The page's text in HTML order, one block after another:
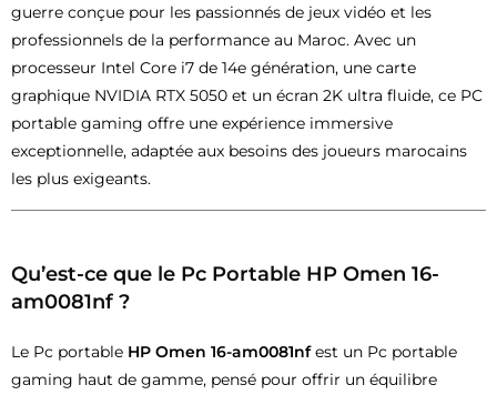
guerre conçue pour les passionnés de jeux vidéo et les
professionnels de la performance au Maroc. Avec un
processeur Intel Core i7 de 14e génération, une carte
graphique NVIDIA RTX 5050 et un écran 2K ultra fluide, ce PC
portable gaming offre une expérience immersive
exceptionnelle, adaptée aux besoins des joueurs marocains
les plus exigeants.
Qu’est-ce que le Pc Portable HP Omen 16-
am0081nf ?
Le Pc portable HP Omen 16-am0081nfest un Pc portable
gaming haut de gamme, pensé pour offrir un équilibre